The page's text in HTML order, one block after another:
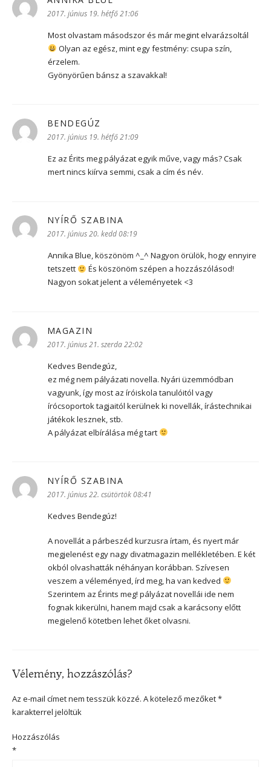
2017. június 19. hétfő 21:06
Most olvastam másodszor és már megint elvarázsoltál
Olyan az egész, mint egy festmény: csupa szín,
érzelem.
Gyönyörűen bánsz a szavakkal!
BENDEGÚZ
2017. június 19. hétfő 21:09
Ez az Érits meg pályázat egyik műve, vagy más? Csak
mert nincs kiírva semmi, csak a cím és név.
NYÍRŐ SZABINA
2017. június 20. kedd 08:19
Annika Blue, köszönöm ^_^ Nagyon örülök, hogy ennyire
tetszett
És köszönöm szépen a hozzászólásod!
Nagyon sokat jelent a véleményetek <3
MAGAZIN
2017. június 21. szerda 22:02
Kedves Bendegúz,
ez még nem pályázati novella. Nyári üzemmódban
vagyunk, így most az íróiskola tanulóitól vagy
írócsoportok tagjaitól kerülnek ki novellák, írástechnikai
játékok lesznek, stb.
A pályázat elbírálása még tart
NYÍRŐ SZABINA
2017. június 22. csütörtök 08:41
Kedves Bendegúz!
A novellát a párbeszéd kurzusra írtam, és nyert már
megjelenést egy nagy divatmagazin mellékletében. E két
okból olvashatták néhányan korábban. Szívesen
veszem a véleményed, írd meg, ha van kedved
Szerintem az Érints meg! pályázat novellái ide nem
fognak kikerülni, hanem majd csak a karácsony előtt
megjelenő kötetben lehet őket olvasni.
Vélemény, hozzászólás?
Az e-mail címet nem tesszük közzé. A kötelező mezőket*
karakterrel jelöltük
Hozzászólás
*